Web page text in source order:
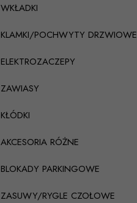
WKŁADKI
KLAMKI/POCHWYTY DRZWIOWE
ELEKTROZACZEPY
ZAWIASY
KŁÓDKI
AKCESORIA RÓŻNE
BLOKADY PARKINGOWE
ZASUWY/RYGLE CZOŁOWE